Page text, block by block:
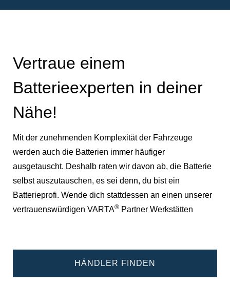
Vertraue einem
Batterieexperten in deiner
Nähe!
Mit der zunehmenden Komplexität der Fahrzeuge
werden auch die Batterien immer häufiger
ausgetauscht. Deshalb raten wir davon ab, die Batterie
selbst auszutauschen, es sei denn, du bist ein
Batterieprofi. Wende dich stattdessen an einen unserer
vertrauenswürdigen VARTA® Partner Werkstätten
HÄNDLER FINDEN